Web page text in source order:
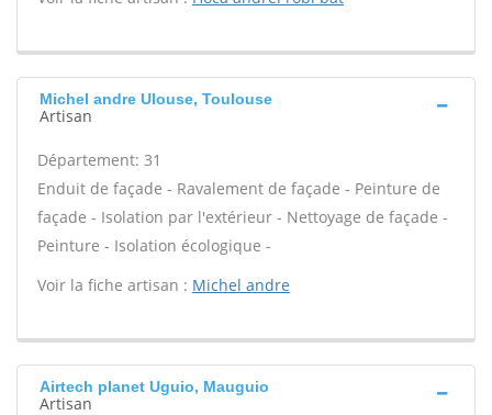
Michel andre Ulouse, Toulouse
Artisan
Département: 31
Enduit de façade - Ravalement de façade - Peinture de
façade - Isolation par l'extérieur - Nettoyage de façade -
Peinture - Isolation écologique -
Voir la fiche artisan : Michel andre
Airtech planet Uguio, Mauguio
Artisan